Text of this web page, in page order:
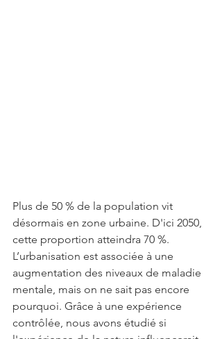
Plus de 50 % de la population vit
désormais en zone urbaine. D'ici 2050,
cette proportion atteindra 70 %.
L’urbanisation est associée à une
augmentation des niveaux de maladie
mentale, mais on ne sait pas encore
pourquoi. Grâce à une expérience
contrôlée, nous avons étudié si